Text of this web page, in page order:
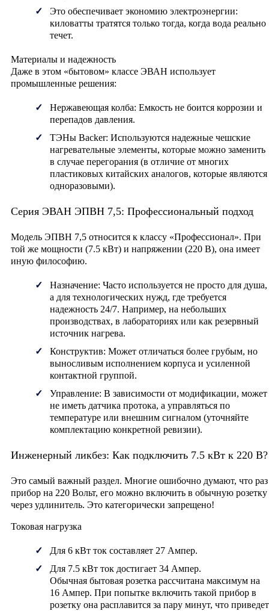
Это обеспечивает экономию электроэнергии:
киловатты тратятся только тогда, когда вода реально
течет.
Материалы и надежность
Даже в этом «бытовом» классе ЭВАН использует
промышленные решения:
Нержавеющая колба: Емкость не боится коррозии и
перепадов давления.
ТЭНы Backer: Используются надежные чешские
нагревательные элементы, которые можно заменить
в случае перегорания (в отличие от многих
пластиковых китайских аналогов, которые являются
одноразовыми).
Серия ЭВАН ЭПВН 7,5: Профессиональный подход
Модель ЭПВН 7,5 относится к классу «Профессионал». При
той же мощности (7.5 кВт) и напряжении (220 В), она имеет
иную философию.
Назначение: Часто используется не просто для душа,
а для технологических нужд, где требуется
надежность 24/7. Например, на небольших
производствах, в лабораториях или как резервный
источник нагрева.
Конструктив: Может отличаться более грубым, но
выносливым исполнением корпуса и усиленной
контактной группой.
Управление: В зависимости от модификации, может
не иметь датчика протока, а управляться по
температуре или внешним сигналом (уточняйте
комплектацию конкретной ревизии).
Инженерный ликбез: Как подключить 7.5 кВт к 220 В?
Это самый важный раздел. Многие ошибочно думают, что раз
прибор на 220 Вольт, его можно включить в обычную розетку
через удлинитель. Это категорически запрещено!
Токовая нагрузка
Для 6 кВт ток составляет 27 Ампер.
Для 7.5 кВт ток достигает 34 Ампер.
Обычная бытовая розетка рассчитана максимум на
16 Ампер. При попытке включить такой прибор в
розетку она расплавится за пару минут, что приведет